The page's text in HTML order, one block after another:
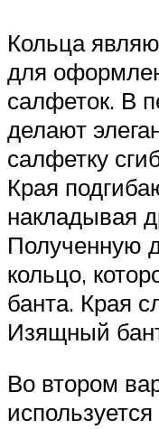
Кольца
для
салфеток. В
делают
салфетку
Края
накладывая
Полученную
кольцо,
банта. Края
Изящный
Во втором